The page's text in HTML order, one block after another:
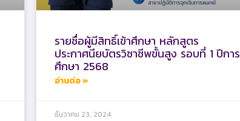
รายชื่อผู้มีสิทธิ์เข้าศึกษา หลักสูตร
ประกาศนียบัตรวิชาชีพขั้นสูง รอบที่ 1 ปีการ
ศึกษา 2568
อ่านต่อ »
ธันวาคม 23, 2024